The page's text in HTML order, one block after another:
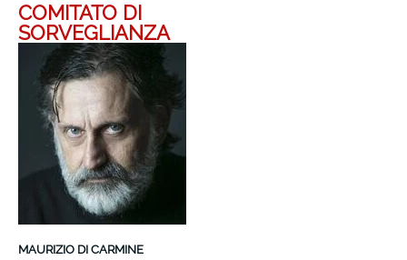
COMITATO DI
SORVEGLIANZA
MAURIZIO DI CARMINE